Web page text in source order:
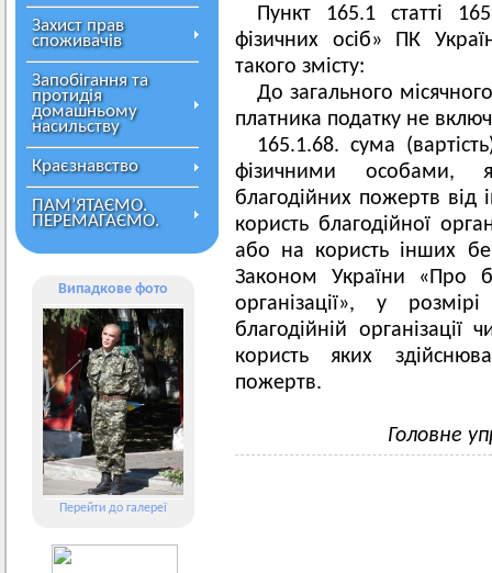
Захист прав
споживачів
Запобігання та
протидія
домашньому
насильству
Краєзнавство
ПАМ’ЯТАЄМО.
ПЕРЕМАГАЄМО.
Випадкове фото
Перейти до галереї
Пункт 165.1 статті
фізичних осіб» ПК
такого змісту:
До загального
платника податку не
165.1.68. сума
фізичними особами,
благодійних пожертв від
користь благодійної
або на користь інших
Законом України «Про
організації», у
благодійній
користь яких
пожертв.
Головне